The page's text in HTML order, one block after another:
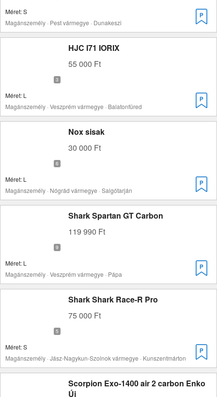
Méret: S
Magánszemély · Pest vármegye · Dunakeszi
HJC I71 IORIX
55 000 Ft
Méret: L
Magánszemély · Veszprém vármegye · Balatonfüred
Nox sisak
30 000 Ft
Méret: L
Magánszemély · Nógrád vármegye · Salgótarján
Shark Spartan GT Carbon
119 990 Ft
Méret: L
Magánszemély · Veszprém vármegye · Pápa
Shark Shark Race-R Pro
75 000 Ft
Méret: S
Magánszemély · Jász-Nagykun-Szolnok vármegye · Kunszentmárton
Scorpion Exo-1400 air 2 carbon Enko
Új